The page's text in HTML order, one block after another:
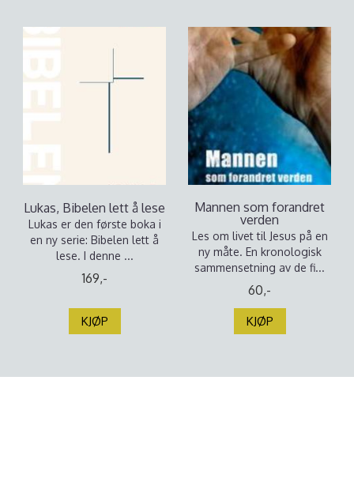
Lukas, Bibelen lett å lese
Lukas er den første boka i
en ny serie: Bibelen lett å
lese. I denne ...
169,-
KJØP
Mannen som forandret
verden
Les om livet til Jesus på en
ny måte. En kronologisk
sammensetning av de fi...
60,-
KJØP